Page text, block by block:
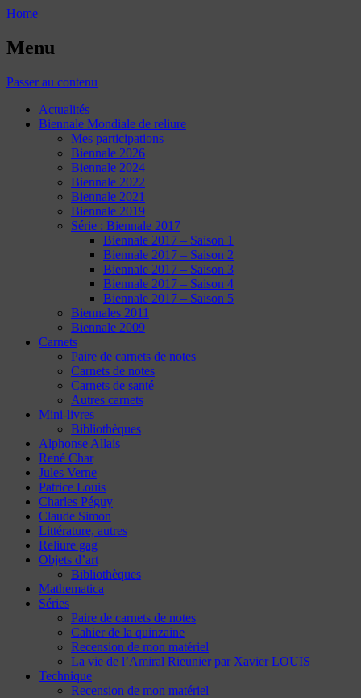
Home
Menu
Passer au contenu
Actualités
Biennale Mondiale de reliure
Mes participations
Biennale 2026
Biennale 2024
Biennale 2022
Biennale 2021
Biennale 2019
Série : Biennale 2017
Biennale 2017 – Saison 1
Biennale 2017 – Saison 2
Biennale 2017 – Saison 3
Biennale 2017 – Saison 4
Biennale 2017 – Saison 5
Biennales 2011
Biennale 2009
Carnets
Paire de carnets de notes
Carnets de notes
Carnets de santé
Autres carnets
Mini-livres
Bibliothèques
Alphonse Allais
René Char
Jules Verne
Patrice Louis
Charles Péguy
Claude Simon
Littérature, autres
Reliure gag
Objets d’art
Bibliothèques
Mathematica
Séries
Paire de carnets de notes
Cahier de la quinzaine
Recension de mon matériel
La vie de l’Amiral Rieunier par Xavier LOUIS
Technique
Recension de mon matériel